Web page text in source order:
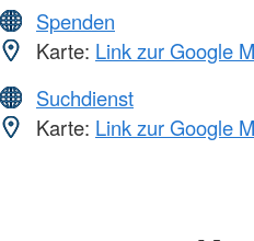
Spenden
Karte: Link zur Google
Suchdienst
Karte: Link zur Google